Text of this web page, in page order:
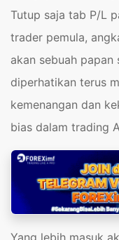
Tutup saja tab P/L
trader pemula,
akan sebuah
diperhatikan terus
kemenangan dan
bias dalam trading